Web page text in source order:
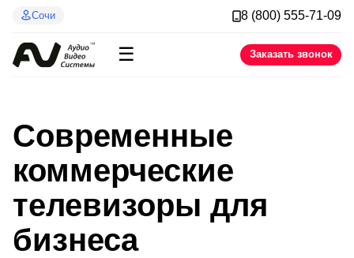
Сочи 8 (800) 555-71-09
☰ Заказать звонок
Современные
коммерческие
телевизоры для
бизнеса